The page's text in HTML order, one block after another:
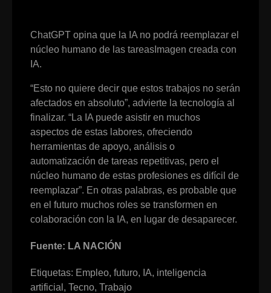
ChatGPT opina que la IA no podrá reemplazar el
núcleo humano de las tareasImagen creada con
IA.
“Esto no quiere decir que estos trabajos no serán
afectados en absoluto”, advierte la tecnología al
finalizar. “La IA puede asistir en muchos
aspectos de estas labores, ofreciendo
herramientas de apoyo, análisis o
automatización de tareas repetitivas, pero el
núcleo humano de estas profesiones es difícil de
reemplazar”. En otras palabras, es probable que
en el futuro muchos roles se transformen en
colaboración con la IA, en lugar de desaparecer.
Fuente: LA NACIÓN
Etiquetas: Empleo, futuro, IA, inteligencia
artificial , Tecno, Trabajo